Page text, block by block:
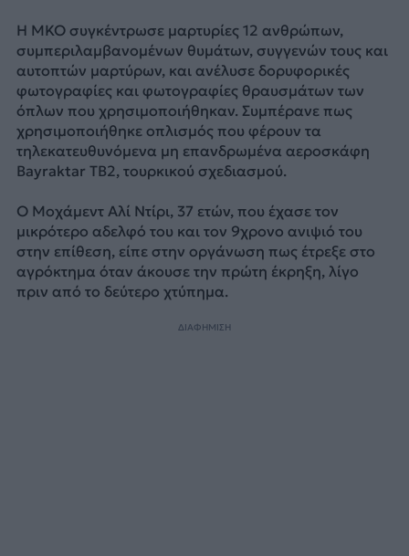
Η ΜΚΟ συγκέντρωσε μαρτυρίες 12 ανθρώπων,
συμπεριλαμβανομένων θυμάτων, συγγενών τους και
αυτοπτών μαρτύρων, και ανέλυσε δορυφορικές
φωτογραφίες και φωτογραφίες θραυσμάτων των
όπλων που χρησιμοποιήθηκαν. Συμπέρανε πως
χρησιμοποιήθηκε οπλισμός που φέρουν τα
τηλεκατευθυνόμενα μη επανδρωμένα αεροσκάφη
Bayraktar TB2, τουρκικού σχεδιασμού.
Ο Μοχάμεντ Αλί Ντίρι, 37 ετών, που έχασε τον
μικρότερο αδελφό του και τον 9χρονο ανιψιό του
στην επίθεση, είπε στην οργάνωση πως έτρεξε στο
αγρόκτημα όταν άκουσε την πρώτη έκρηξη, λίγο
πριν από το δεύτερο χτύπημα.
ΔΙΑΦΗΜΙΣΗ